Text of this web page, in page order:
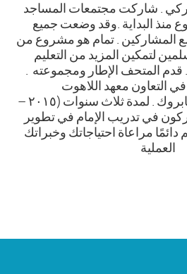
. شاركت مجتمعات المساجد
منذ البداية .وقد وضعت جميع
المشاركين . تمام هو مشروع من
لتمكين المزيد من التعليم
قدم المتحف الإطار ومجموعته .
التعاون معهد اللاهوت
الإسلامي بجامعة أوسنابروك . لمدة ثلاث سنوات (٢٠١٥ –
في تدريب الإمام في تطوير
دائمًا مراعاة احتياجاتك وخبراتك
العملية